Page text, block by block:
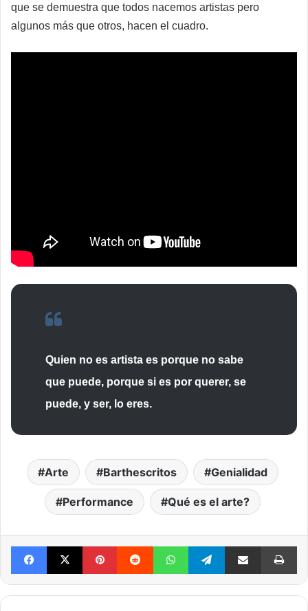
que se demuestra que todos nacemos artistas pero
algunos más que otros, hacen el cuadro.
Quien no es artista es porque no sabe
que puede, porque si es por querer, se
puede, y ser, lo eres.
Arte Barthescritos Genialidad
Performance Qué es el arte?
Facebook
X PinterestReddit WhatsAppTelegramCompartir vía mail